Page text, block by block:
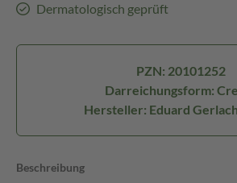
Dermatologisch geprüft
PZN: 20101252
Darreichungsform:
Hersteller: Eduard
Beschreibung